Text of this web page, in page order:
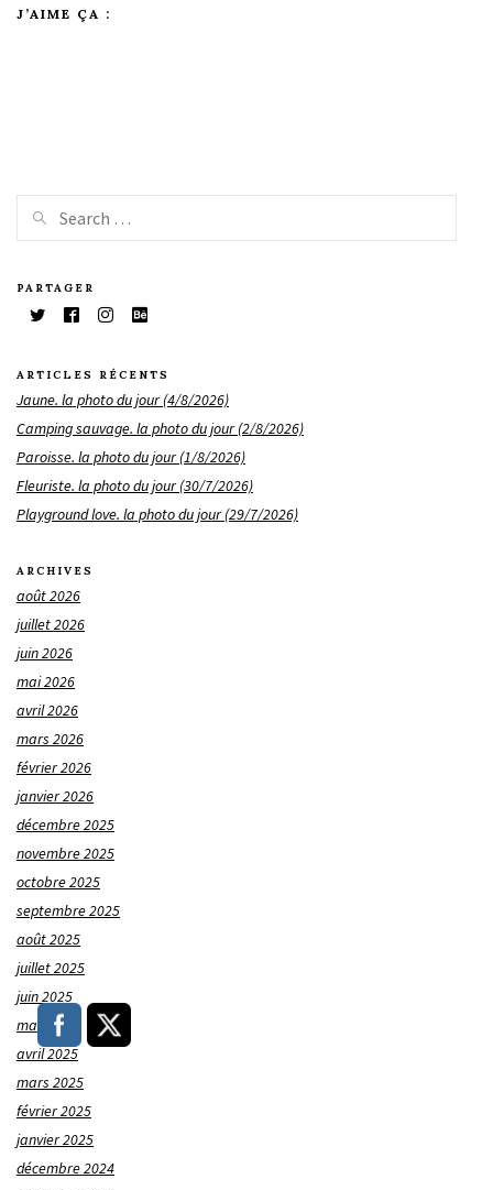
J’AIME ÇA :
PARTAGER
ARTICLES RÉCENTS
Jaune. la photo du jour (4/8/2026)
Camping sauvage. la photo du jour (2/8/2026)
Paroisse. la photo du jour (1/8/2026)
Fleuriste. la photo du jour (30/7/2026)
Playground love. la photo du jour (29/7/2026)
ARCHIVES
août 2026
juillet 2026
juin 2026
mai 2026
avril 2026
mars 2026
février 2026
janvier 2026
décembre 2025
novembre 2025
octobre 2025
septembre 2025
août 2025
juillet 2025
juin 2025
mai 2025
avril 2025
mars 2025
février 2025
janvier 2025
décembre 2024